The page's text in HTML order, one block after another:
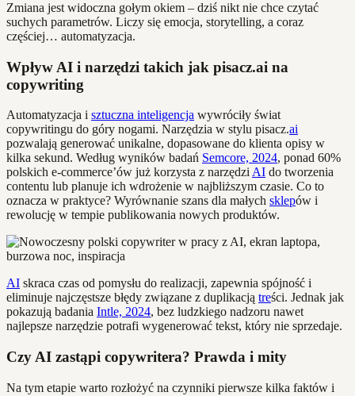
Zmiana jest widoczna gołym okiem – dziś nikt nie chce czytać
suchych parametrów. Liczy się emocja, storytelling, a coraz
częściej… automatyzacja.
Wpływ AI i narzędzi takich jak pisacz.ai na
copywriting
Automatyzacja i sztuczna inteligencja wywróciły świat
copywritingu do góry nogami. Narzędzia w stylu pisacz.ai
pozwalają generować unikalne, dopasowane do klienta opisy w
kilka sekund. Według wyników badań Semcore, 2024, ponad 60%
polskich e-commerce’ów już korzysta z narzędzi AI do tworzenia
contentu lub planuje ich wdrożenie w najbliższym czasie. Co to
oznacza w praktyce? Wyrównanie szans dla małych sklepów i
rewolucję w tempie publikowania nowych produktów.
AI skraca czas od pomysłu do realizacji, zapewnia spójność i
eliminuje najczęstsze błędy związane z duplikacją treści. Jednak jak
pokazują badania Intle, 2024, bez ludzkiego nadzoru nawet
najlepsze narzędzie potrafi wygenerować tekst, który nie sprzedaje.
Czy AI zastąpi copywritera? Prawda i mity
Na tym etapie warto rozłożyć na czynniki pierwsze kilka faktów i